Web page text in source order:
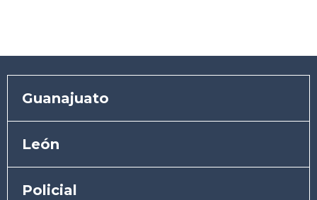
Guanajuato
León
Policial